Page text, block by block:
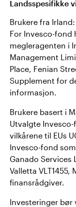
Landsspesifikke
Brukere fra Irland:
For Invesco-fond
megleragenten i
Management
Place, Fenian
Supplement for
informasjon.
Brukere basert i
Utvalgte
vilkårene til EUs
Invesco-fond
Ganado Services
Valletta VLT1455,
finansrådgiver.
Investeringer bør